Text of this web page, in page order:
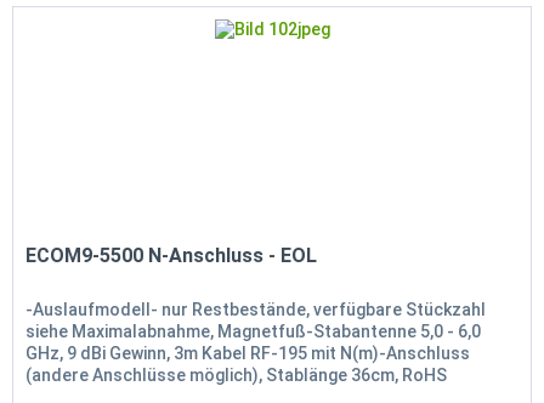
ECOM9-5500 N-Anschluss - EOL
-Auslaufmodell- nur Restbestände, verfügbare Stückzahl
siehe Maximalabnahme, Magnetfuß-Stabantenne 5,0 - 6,0
GHz, 9 dBi Gewinn, 3m Kabel RF-195 mit N(m)-Anschluss
(andere Anschlüsse möglich), Stablänge 36cm, RoHS